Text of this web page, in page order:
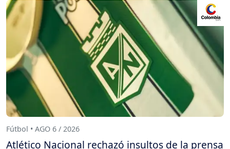
Fútbol • AGO 6 / 2026
Atlético Nacional rechazó insultos de la prensa